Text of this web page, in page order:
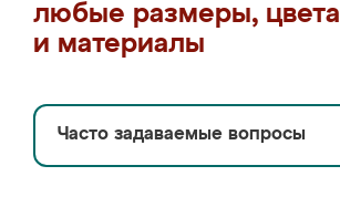
любые размеры, цвета
и материалы
Часто задаваемые вопросы